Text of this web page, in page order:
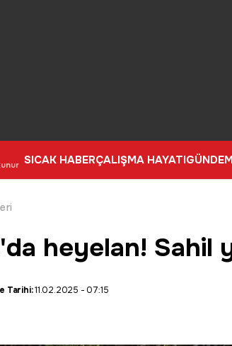
SICAK HABERÇALIŞMA HAYATI
heyelan! Sahil
Tarihi:11.02.2025 - 07:15